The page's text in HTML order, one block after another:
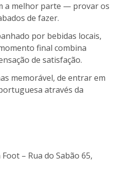
a melhor parte — provar os
de fazer.
por bebidas locais,
final combina
de satisfação.
memorável, de entrar em
através da
– Rua do Sabão 65,